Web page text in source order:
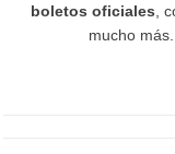
boletos oficiales ,
mucho